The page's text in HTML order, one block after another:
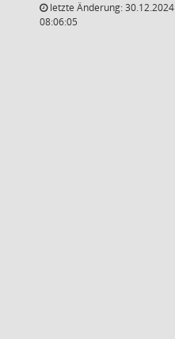
letzte Änderung: 30.12.2024
08:06:05